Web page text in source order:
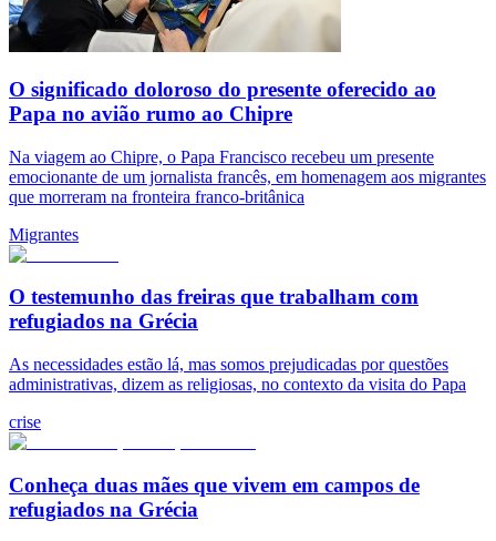
O significado doloroso do presente oferecido ao
Papa no avião rumo ao Chipre
Na viagem ao Chipre, o Papa Francisco recebeu um presente
emocionante de um jornalista francês, em homenagem aos migrantes
que morreram na fronteira franco-britânica
Migrantes
O testemunho das freiras que trabalham com
refugiados na Grécia
As necessidades estão lá, mas somos prejudicadas por questões
administrativas, dizem as religiosas, no contexto da visita do Papa
crise
Conheça duas mães que vivem em campos de
refugiados na Grécia